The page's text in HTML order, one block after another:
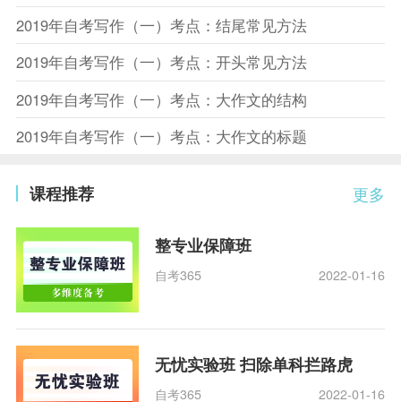
2019年自考写作（一）考点：结尾常见方法
2019年自考写作（一）考点：开头常见方法
2019年自考写作（一）考点：大作文的结构
2019年自考写作（一）考点：大作文的标题
更多
课程推荐
整专业保障班
自考365 2022-01-16
无忧实验班 扫除单科拦路虎
自考365 2022-01-16